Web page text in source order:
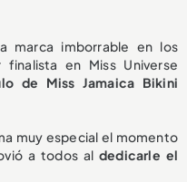
marca imborrable en los
en Miss Universe
de Miss Jamaica Bikini
muy especial el momento
a todos al dedicarle el